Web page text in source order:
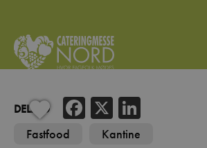
Fastfood
Kantine
DELING Facebook
X